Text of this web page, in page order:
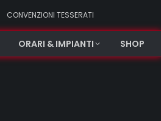
CONVENZIONI TESSERATI
ORARI & IMPIANTI SHOP